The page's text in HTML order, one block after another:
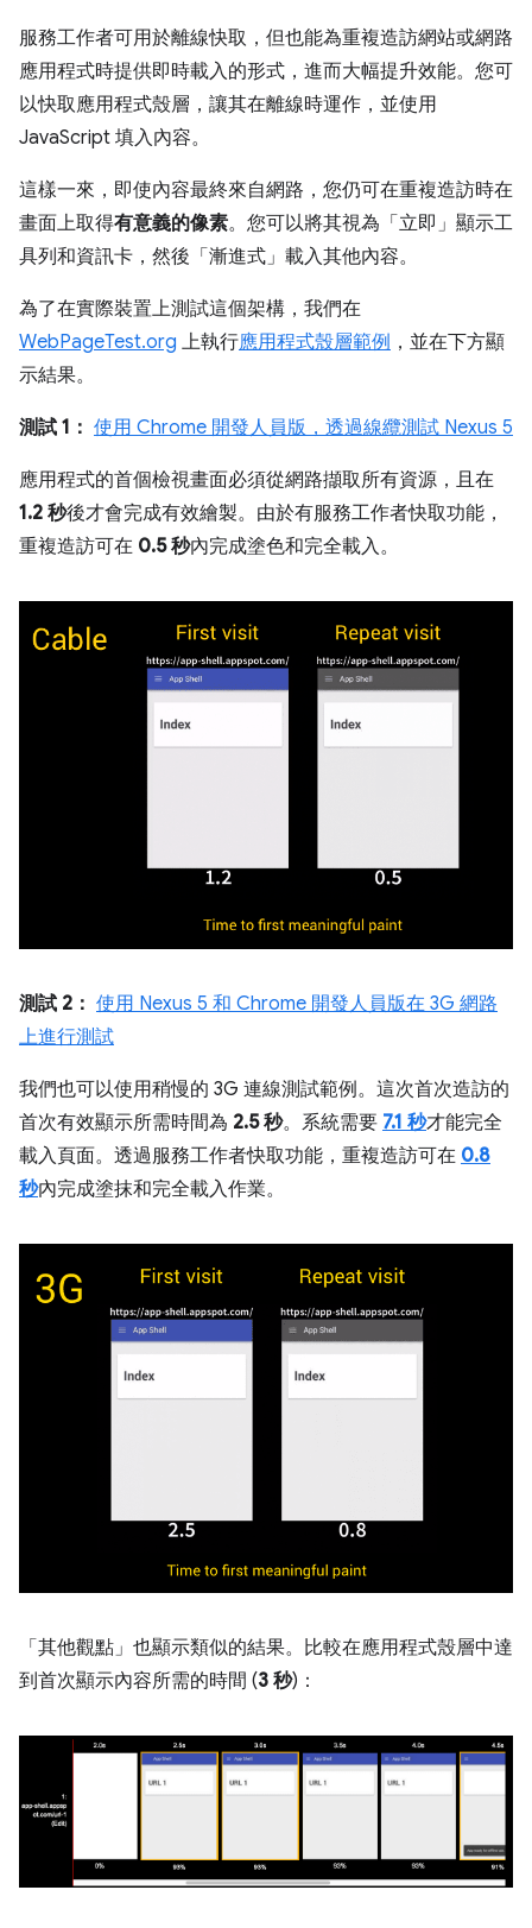
服務工作者可用於離線快取，但也能為重複造訪網站或網路
應用程式時提供即時載入的形式，進而大幅提升效能。您可
以快取應用程式殼層，讓其在離線時運作，並使用
JavaScript 填入內容。
這樣一來，即使內容最終來自網路，您仍可在重複造訪時在
畫面上取得有意義的像素。您可以將其視為「立即」 顯示工
具列和資訊卡，然後「漸進式」 載入其他內容。
為了在實際裝置上測試這個架構，我們在
WebPageTest.org 上執行應用程式殼層範例 ，並在下方顯
示結果。
測試 1： 使用 Chrome 開發人員版，透過線纜測試 Nexus 5
應用程式的首個檢視畫面必須從網路擷取所有資源，且在
1.2 秒後才會完成有效繪製。由於有服務工作者快取功能，
重複造訪可在 0.5 秒內完成塗色和完全載入。
測試 2： 使用 Nexus 5 和 Chrome 開發人員版在 3G 網路
上進行測試
我們也可以使用稍慢的 3G 連線測試範例。這次首次造訪的
首次有效顯示所需時間為 2.5 秒。系統需要 7.1 秒才能完全
載入頁面。透過服務工作者快取功能，重複造訪可在 0.8
秒內完成塗抹和完全載入作業。
「其他觀點」 也顯示類似的結果。比較在應用程式殼層中達
到首次顯示內容所需的時間 (3 秒)：